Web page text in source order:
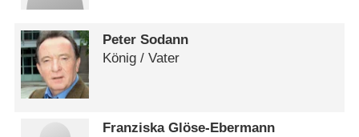
Peter Sodann
König /​ Vater
Franziska Glöse-Ebermann